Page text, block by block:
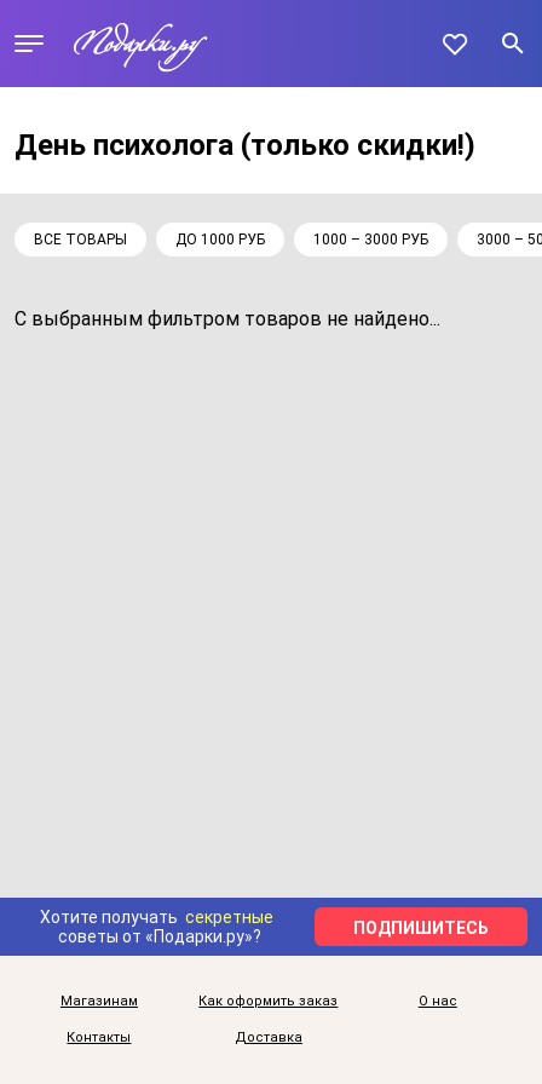
День психолога (только скидки!)
ВСЕ ТОВАРЫ ДО 1000 РУБ 1000 – 3000 РУБ 3000 –
С выбранным фильтром товаров не найдено...
Хотите получать секретные
советы от «Подарки.ру»?
ПОДПИШИТЕСЬ
Магазинам Как оформить заказ О нас
Контакты Доставка